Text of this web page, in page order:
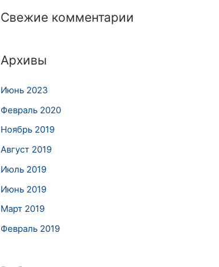
Свежие комментарии
Архивы
Июнь 2023
Февраль 2020
Ноябрь 2019
Август 2019
Июль 2019
Июнь 2019
Март 2019
Февраль 2019